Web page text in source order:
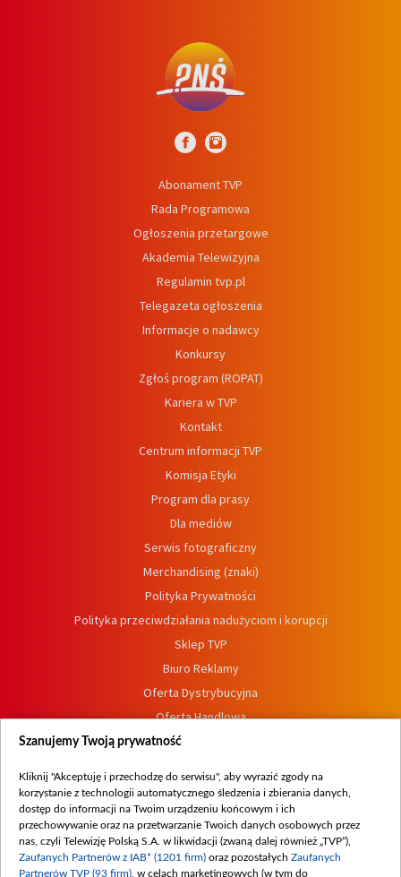
Abonament TVP
Rada Programowa
Ogłoszenia przetargowe
Akademia Telewizyjna
Regulamin tvp.pl
Telegazeta ogłoszenia
Informacje o nadawcy
Konkursy
Zgłoś program (ROPAT)
Kariera w TVP
Kontakt
Centrum informacji TVP
Komisja Etyki
Program dla prasy
Dla mediów
Serwis fotograficzny
Merchandising (znaki)
Polityka Prywatności
Polityka przeciwdziałania nadużyciom i korupcji
Sklep TVP
Biuro Reklamy
Oferta Dystrybucyjna
Oferta Handlowa
Dostępność
Procedura zgłoszeń wewnętrznych
Szanujemy Twoją prywatność
Kliknij "Akceptuję i przechodzę do serwisu", aby wyrazić zgody na
korzystanie z technologii automatycznego śledzenia i zbierania danych,
dostęp do informacji na Twoim urządzeniu końcowym i ich
przechowywanie oraz na przetwarzanie Twoich danych osobowych przez
nas, czyli Telewizję Polską S.A. w likwidacji (zwaną dalej również „TVP”),
Zaufanych Partnerów z IAB* (1201 firm) oraz pozostałych Zaufanych
Partnerów TVP (93 firm) , w celach marketingowych (w tym do